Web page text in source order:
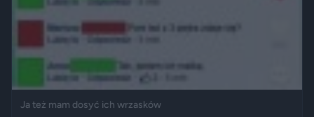
Ja też mam dosyć ich wrzasków